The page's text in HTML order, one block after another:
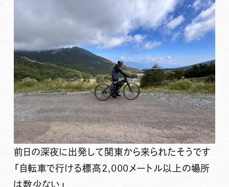
前日の深夜に出発して関東から来られたそうです
「自転車で行ける標高2,000メートル以上の場所
は数少ない」